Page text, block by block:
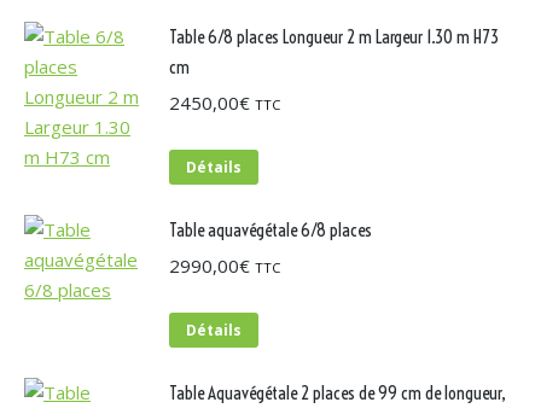
Table 6/8 places Longueur 2 m Largeur 1.30 m H73
cm
2450,00€ TTC
Détails
Table aquavégétale 6/8 places
2990,00€ TTC
Détails
Table Aquavégétale 2 places de 99 cm de longueur,